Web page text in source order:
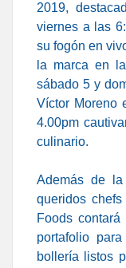
2019,
viernes a las
su fogón en
la marca en
sábado 5 y
Víctor Moreno
4.00pm
culinario.
Además de
queridos
Foods contará
portafolio
bollería listos